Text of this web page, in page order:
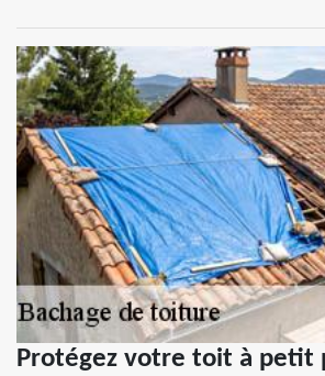
Protégez votre toit à petit